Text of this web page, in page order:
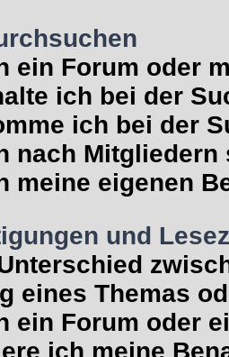
ein Forum oder
ich bei der
ich bei der
nach Mitgliedern
meine eigenen
und
eines Themas
ein Forum oder
ich meine